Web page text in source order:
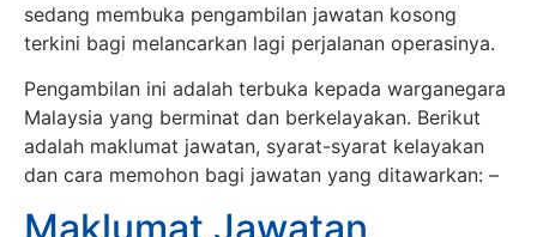
sedang membuka pengambilan jawatan kosong
terkini bagi melancarkan lagi perjalanan operasinya.
Pengambilan ini adalah terbuka kepada warganegara
Malaysia yang berminat dan berkelayakan. Berikut
adalah maklumat jawatan, syarat-syarat kelayakan
dan cara memohon bagi jawatan yang ditawarkan: –